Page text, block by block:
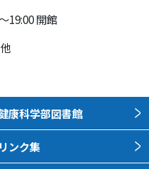
19:00 開館
康科学部図書館
リンク集